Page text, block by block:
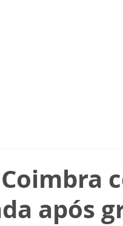
após